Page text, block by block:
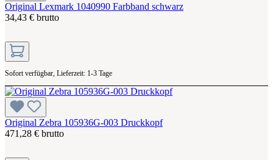
Original Lexmark 1040990 Farbband schwarz
34,43 € brutto
Sofort verfügbar, Lieferzeit: 1-3 Tage
Original Zebra 105936G-003 Druckkopf
471,28 € brutto